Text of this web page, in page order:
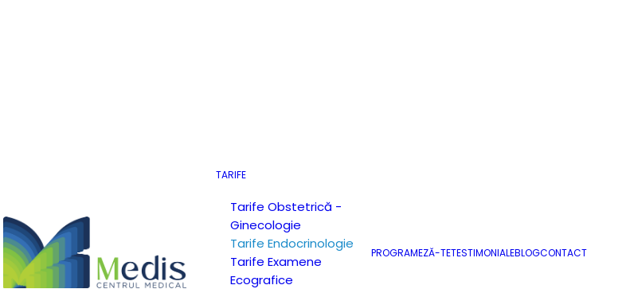
TARIFE
Tarife Obstetrică -
Ginecologie
Tarife Endocrinologie
Tarife Examene
Ecografice
PROGRAMEZĂ-TETESTIMONIALEBLOGCONTACT